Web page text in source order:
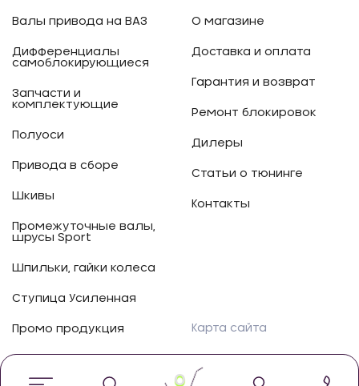
Валы привода на ВАЗ
Дифференциалы
самоблокирующиеся
Запчасти и
комплектующие
Полуоси
Привода в сборе
Шкивы
Промежуточные валы,
шрусы Sport
Шпильки, гайки колеса
Ступица Усиленная
Промо продукция
О магазине
Доставка и оплата
Гарантия и возврат
Ремонт блокировок
Дилеры
Статьи о тюнинге
Контакты
Карта сайта
0